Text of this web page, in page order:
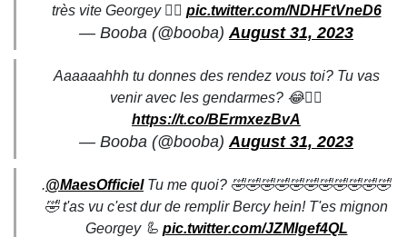
très vite Georgey 🏴‍☠️ pic.twitter.com/NDHFtVneD6
— Booba (@booba)August 31, 2023
Aaaaaahhh tu donnes des rendez vous toi? Tu vas
venir avec les gendarmes? 😂👍🏾
https://t.co/BErmxezBvA
— Booba (@booba)August 31, 2023
.@MaesOfficielTu me quoi? 🤣🤣🤣🤣🤣🤣🤣🤣🤣🤣🤣
🤣 t'as vu c'est dur de remplir Bercy hein! T'es mignon
Georgey 🦾 pic.twitter.com/JZMlgef4QL